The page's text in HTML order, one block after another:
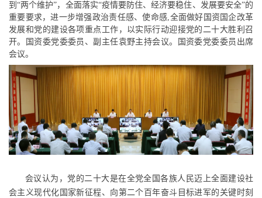
到“两个维护”，全面落实“疫情要防住、经济要稳住、发展要安全”的
重要要求，进一步增强政治责任感、使命感,全面做好国资国企改革
发展和党的建设各项重点工作，以实际行动迎接党的二十大胜利召
开。国资委党委委员、副主任袁野主持会议。国资委党委委员出席
会议。
会议认为，党的二十大是在全党全国各族人民迈上全面建设社
会主义现代化国家新征程、向第二个百年奋斗目标进军的关键时刻